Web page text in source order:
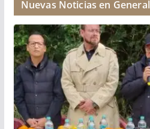
Nuevas Noticias en General